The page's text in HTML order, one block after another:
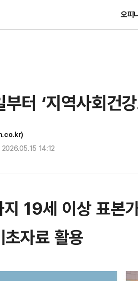
오피
터 ‘지역사회건
14:12
19세 이상 표본
자료 활용